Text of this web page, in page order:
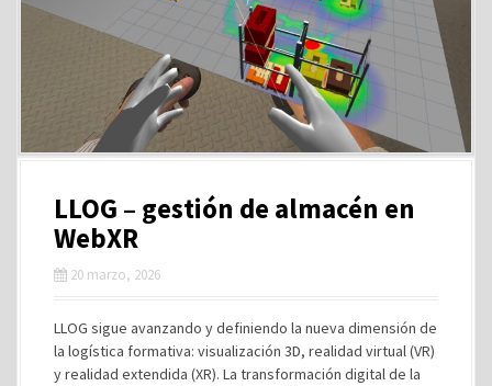
LLOG – gestión de almacén en
WebXR
20 marzo, 2026
LLOG sigue avanzando y definiendo la nueva dimensión de
la logística formativa: visualización 3D, realidad virtual (VR)
y realidad extendida (XR). La transformación digital de la